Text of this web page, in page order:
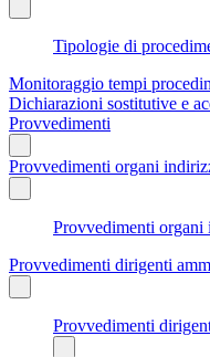
Tipologie di
Monitoraggio tempi
Dichiarazioni sostitutive e
Provvedimenti
Provvedimenti organi
Provvedimenti
Provvedimenti dirigenti
Provvedimenti